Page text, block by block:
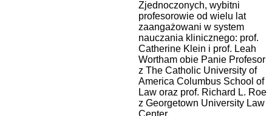
Zjednoczonych, wybitni
profesorowie od wielu lat
zaangażowani w system
nauczania klinicznego: prof.
Catherine Klein i prof. Leah
Wortham obie Panie Profesor
z The Catholic University of
America Columbus School of
Law oraz prof. Richard L. Roe
z Georgetown University Law
Center.